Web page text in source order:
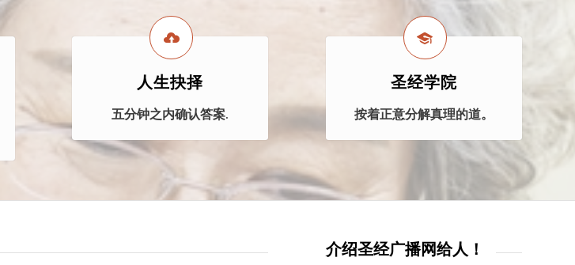
人生抉择
五分钟之内确认答案.
圣经学院
按着正意分解真理的道。
介绍圣经广播网给人！